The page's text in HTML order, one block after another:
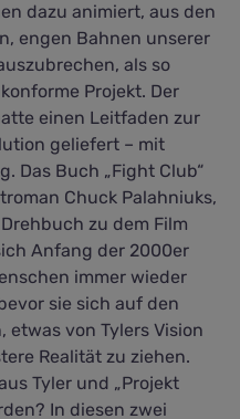
dazu animiert, aus den
engen Bahnen unserer
als so
Projekt. Der
einen Leitfaden zur
geliefert – mit
Das Buch „Fight Club“
Chuck Palahniuks,
zu dem Film
Anfang der 2000er
immer wieder
sie sich auf den
etwas von Tylers Vision
Realität zu ziehen.
Tyler und „Projekt
In diesen zwei